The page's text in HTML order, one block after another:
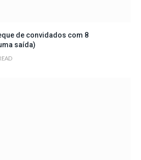
de convidados com 8
saída)